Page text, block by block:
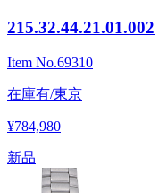
215.32.44.21.01.002
Item No.69310
在庫有/東京
¥784,980
新品